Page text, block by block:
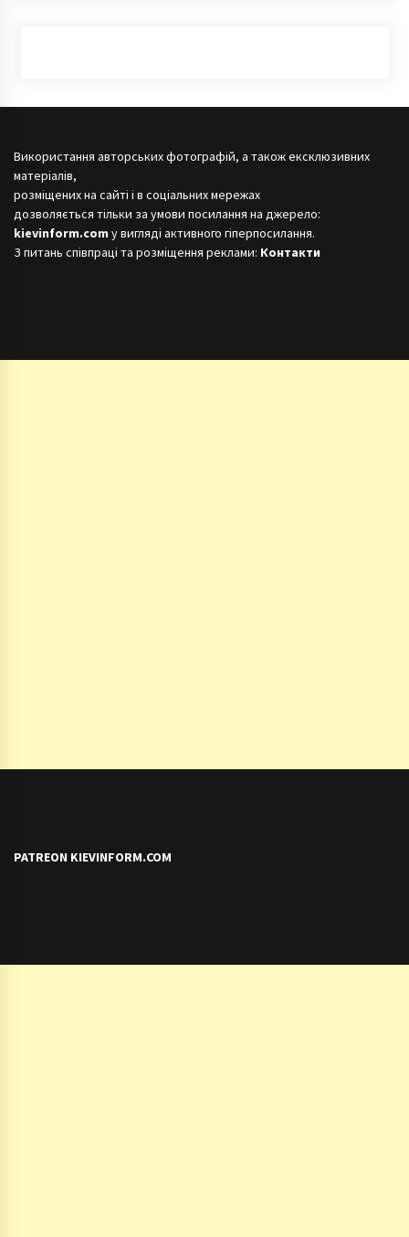
Використання авторських фотографій, а також ексклюзивних
матеріалів,
розміщених на сайті і в соціальних мережах
дозволяється тільки за умови посилання на джерело:
kievinform.com у вигляді активного гіперпосилання.
З питань співпраці та розміщення реклами: Контакти
PATREON KIEVINFORM.COM